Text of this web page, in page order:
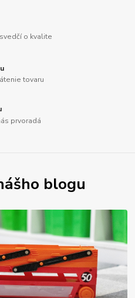
o kvalite
tovaru
prvoradá
blogu